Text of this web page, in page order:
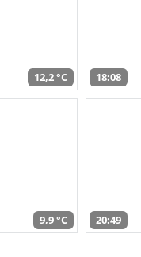
12,2 °C 18:08
9,9 °C 20:49